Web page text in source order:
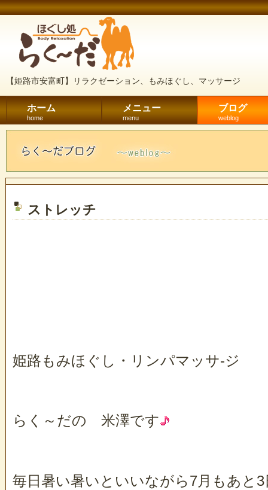
【姫路市安富町】リラクゼーション、もみほぐし、マッサージ
ホーム
home
メニュー
menu
ブログ
weblog
ストレッチ
姫路もみほぐし・リンパマッサ-ジ
らく～だの 米澤です
毎日暑い暑いといいながら7月もあと